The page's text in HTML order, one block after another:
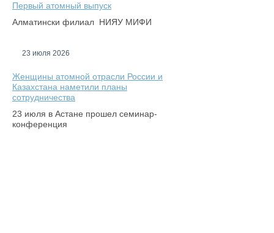
Первый атомный выпуск
Алматински филиал НИЯУ МИФИ
23 июля 2026
Женщины атомной отрасли России и
Казахстана наметили планы
сотрудничества
23 июля в Астане прошел семинар-
конференция